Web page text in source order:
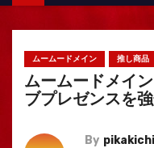
ムームードメイン 推し商品
ムームードメイ
ブプレゼンスを
By